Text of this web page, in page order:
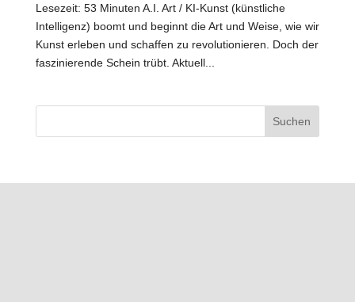
Lesezeit: 53 Minuten A.I. Art / KI-Kunst (künstliche
Intelligenz) boomt und beginnt die Art und Weise, wie wir
Kunst erleben und schaffen zu revolutionieren. Doch der
faszinierende Schein trübt. Aktuell...